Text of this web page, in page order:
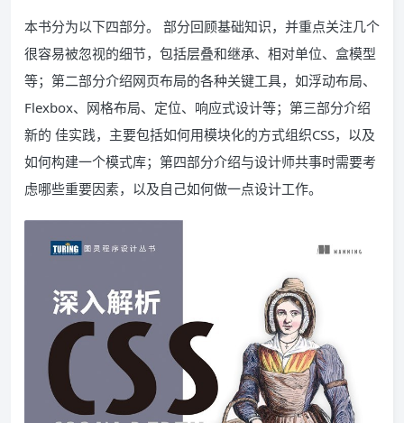
本书分为以下四部分。 部分回顾基础知识，并重点关注几个
很容易被忽视的细节，包括层叠和继承、相对单位、盒模型
等；第二部分介绍网页布局的各种关键工具，如浮动布局、
Flexbox、网格布局、定位、响应式设计等；第三部分介绍
新的 佳实践，主要包括如何用模块化的方式组织CSS，以及
如何构建一个模式库；第四部分介绍与设计师共事时需要考
虑哪些重要因素，以及自己如何做一点设计工作。